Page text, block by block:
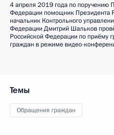
4 апреля 2019 года по поручению
Федерации помощник Президента
начальник Контрольного
Федерации Дмитрий Шальков
Российской Федерации по приёму
граждан в режиме видео-
Темы
Обращения граждан